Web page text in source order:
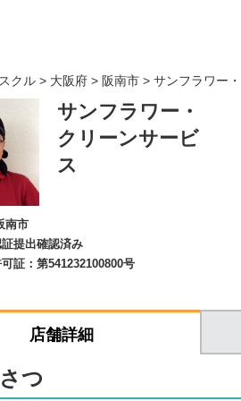
クル > 大阪府 > 阪南市 > サンフラワー
サンフラワー・
クリーンサービ
ス
南市
提出確認済み
証： 第541232100800号
店舗詳細
つ